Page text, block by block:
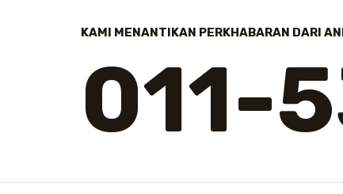
KAMI MENANTIKAN PERKHABARAN DARI
011-